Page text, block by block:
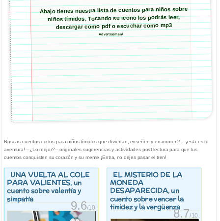
Abajo tienes nuestra lista de cuentos para niños sobre
niños tímidos. Tocando su icono los podrás leer,
descargar como pdf o escuchar como mp3
Advertisement
Buscas cuentos cortos para niños tímidos que diviertan, enseñen y enamoren?... ¡esta es tu
aventura! --¿Lo mejor?-- originales sugerencias y actividades post lectura para que tus
cuentos conquisten su corazón y su mente ¡Entra, no dejes pasar el tren!
UNA VUELTA AL COLE
PARA VALIENTES, un
cuento sobre valentía y
simpatía
9.6/10
EL MISTERIO DE LA
MONEDA
DESAPARECIDA, un
cuento sobre vencer la
timidez y la vergüenza
8.7/10